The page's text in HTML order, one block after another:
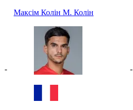
Максім Колін М. Колін
- -